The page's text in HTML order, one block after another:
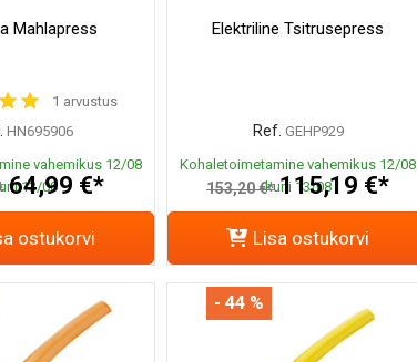
Mahlapress
1 arvustus
HN695906
vahemikus 12/08
13/08
64,99 €*
ostukorvi
Elektriline Tsitrusepress
Ref. GEHP929
Kohaletoimetamine vahemikus 12/08
kuni 13/08
153,20 €* 115,19 €*
Lisa ostukorvi
- 44 %